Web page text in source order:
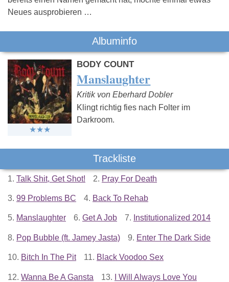
Neues ausprobieren …
Albuminfo
BODY COUNT
Manslaughter
Kritik von Eberhard Dobler
Klingt richtig fies nach Folter im
Darkroom.
Trackliste
1. Talk Shit, Get Shot! 2. Pray For Death
3. 99 Problems BC 4. Back To Rehab
5. Manslaughter 6. Get A Job 7. Institutionalized 2014
8. Pop Bubble (ft. Jamey Jasta) 9. Enter The Dark Side
10. Bitch In The Pit 11. Black Voodoo Sex
12. Wanna Be A Gansta 13. I Will Always Love You